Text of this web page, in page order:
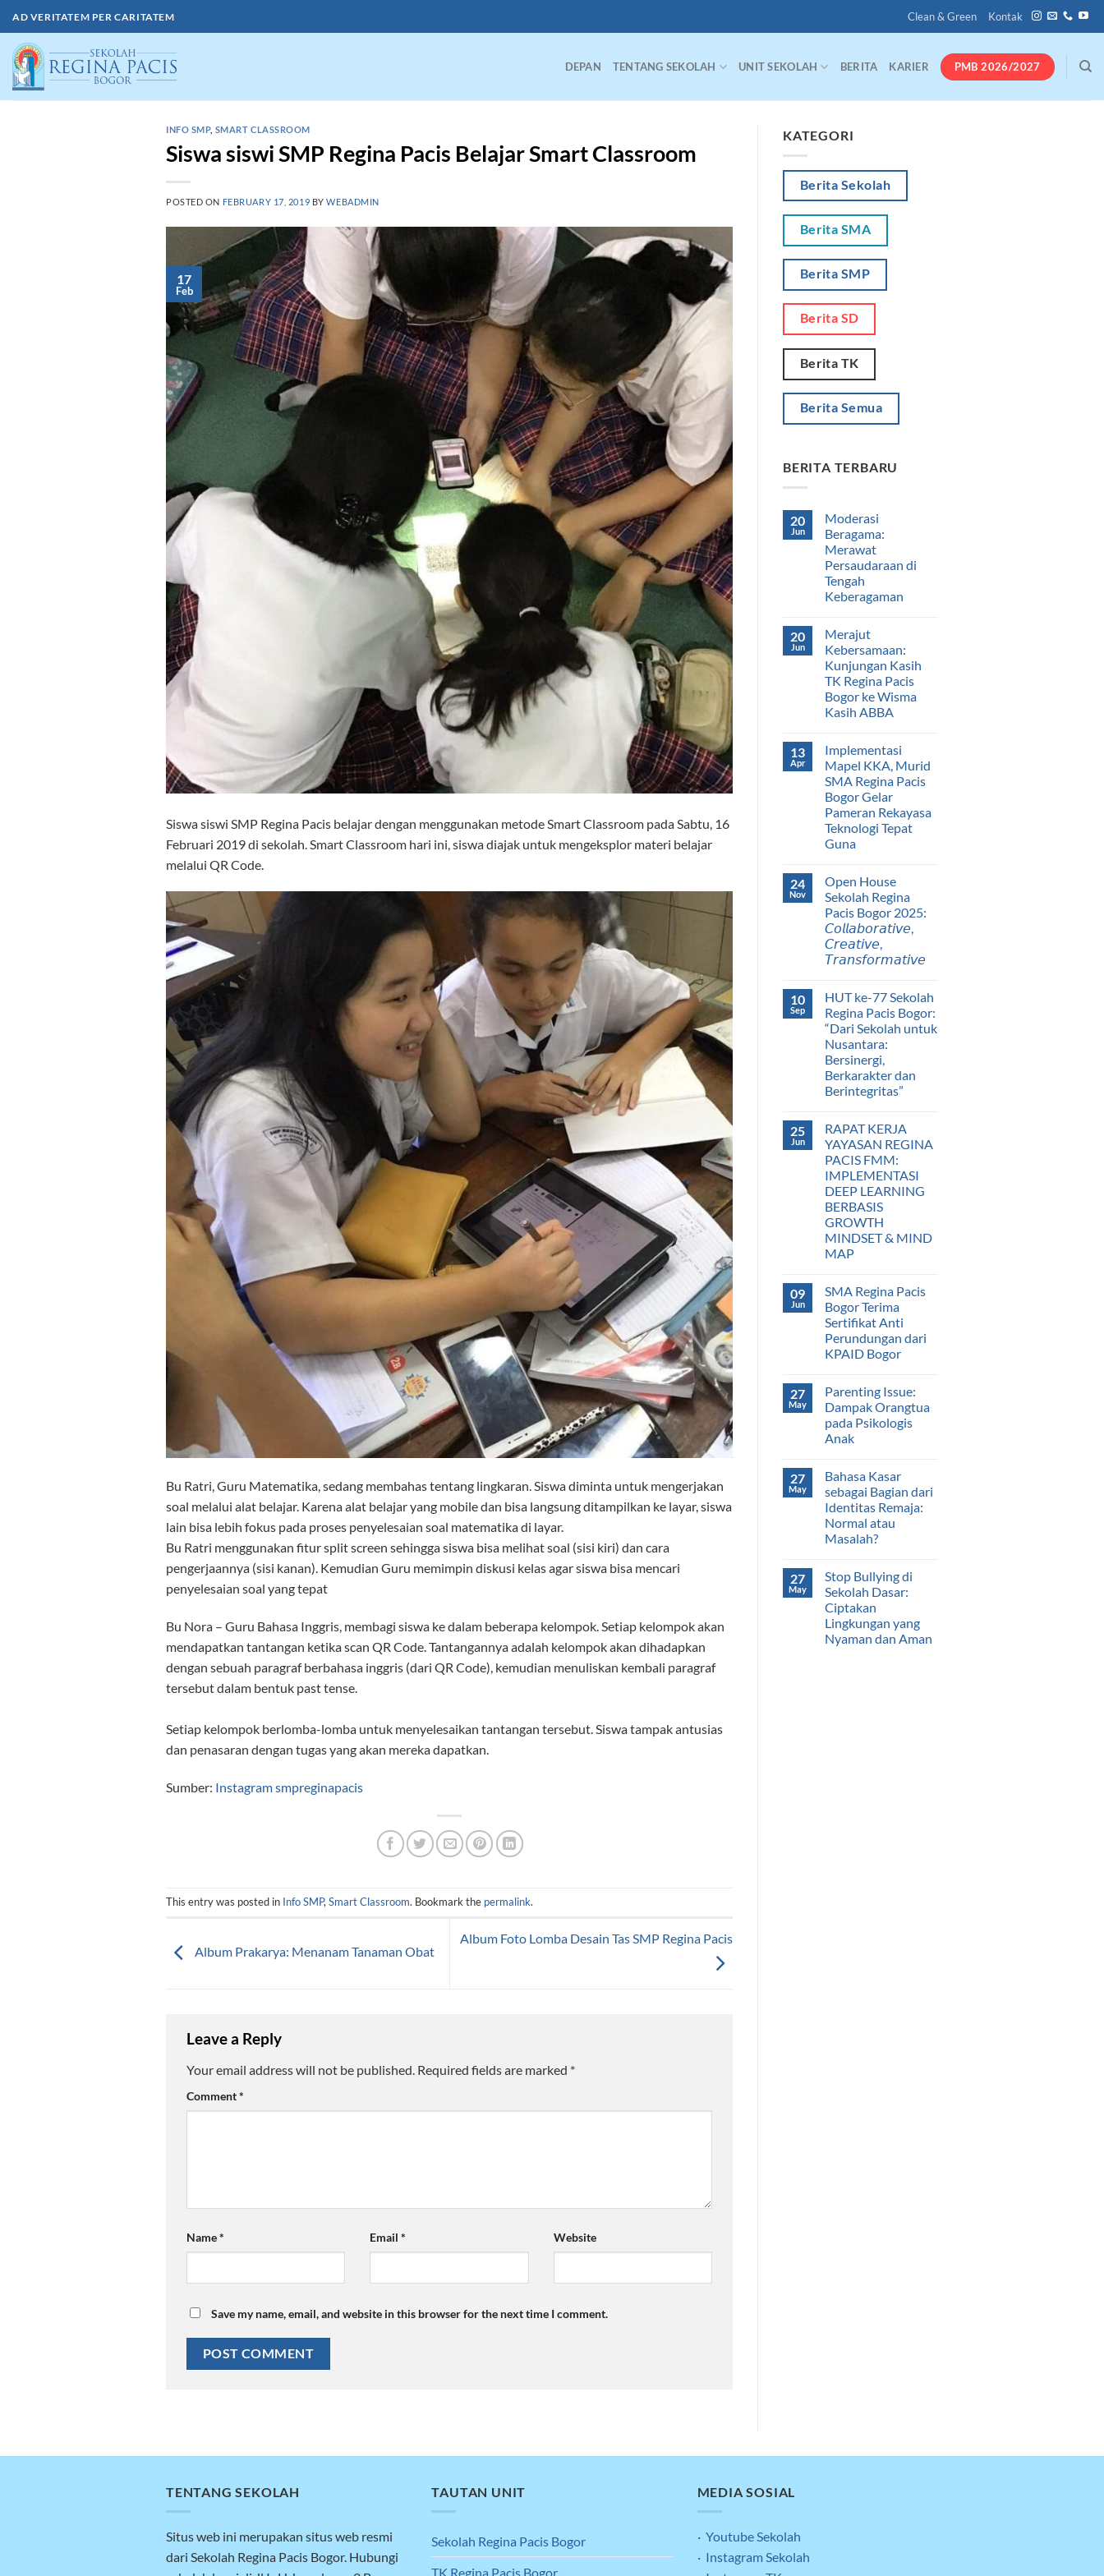
Skip
to
content
AD VERITATEM PER CARITATEM Clean & Green Kontak
DEPAN TENTANG SEKOLAH UNIT SEKOLAH BERITA KARIER PMB 2026/2027
INFO SMP, SMART CLASSROOM
Siswa siswi SMP Regina Pacis Belajar Smart Classroom
POSTED ON FEBRUARY 17, 2019 BYWEBADMIN
17
Feb
Siswa siswi SMP Regina Pacis belajar dengan menggunakan metode Smart Classroom pada Sabtu, 16
Februari 2019 di sekolah. Smart Classroom hari ini, siswa diajak untuk mengeksplor materi belajar
melalui QR Code.
Bu Ratri, Guru Matematika, sedang membahas tentang lingkaran. Siswa diminta untuk mengerjakan
soal melalui alat belajar. Karena alat belajar yang mobile dan bisa langsung ditampilkan ke layar, siswa
lain bisa lebih fokus pada proses penyelesaian soal matematika di layar.
Bu Ratri menggunakan fitur split screen sehingga siswa bisa melihat soal (sisi kiri) dan cara
pengerjaannya (sisi kanan). Kemudian Guru memimpin diskusi kelas agar siswa bisa mencari
penyelesaian soal yang tepat
Bu Nora – Guru Bahasa Inggris, membagi siswa ke dalam beberapa kelompok. Setiap kelompok akan
mendapatkan tantangan ketika scan QR Code. Tantangannya adalah kelompok akan dihadapkan
dengan sebuah paragraf berbahasa inggris (dari QR Code), kemudian menuliskan kembali paragraf
tersebut dalam bentuk past tense.
Setiap kelompok berlomba-lomba untuk menyelesaikan tantangan tersebut. Siswa tampak antusias
dan penasaran dengan tugas yang akan mereka dapatkan.
Sumber: Instagram smpreginapacis
This entry was posted in Info SMP, Smart Classroom. Bookmark the permalink.
Album Prakarya: Menanam Tanaman Obat
Album Foto Lomba Desain Tas SMP Regina Pacis
Leave a Reply
Your email address will not be published. Required fields are marked *
Comment*
Name* Email* Website
Save my name, email, and website in this browser for the next time I comment.
KATEGORI
Berita Sekolah
Berita SMA
Berita SMP
Berita SD
Berita TK
Berita Semua
BERITA TERBARU
20
Jun
Moderasi
Beragama:
Merawat
Persaudaraan di
Tengah
Keberagaman
20
Jun
Merajut
Kebersamaan:
Kunjungan Kasih
TK Regina Pacis
Bogor ke Wisma
Kasih ABBA
13
Apr
Implementasi
Mapel KKA, Murid
SMA Regina Pacis
Bogor Gelar
Pameran Rekayasa
Teknologi Tepat
Guna
24
Nov
Open House
Sekolah Regina
Pacis Bogor 2025:
𝘊𝘰𝘭𝘭𝘢𝘣𝘰𝘳𝘢𝘵𝘪𝘷𝘦,
𝘊𝘳𝘦𝘢𝘵𝘪𝘷𝘦,
𝘛𝘳𝘢𝘯𝘴𝘧𝘰𝘳𝘮𝘢𝘵𝘪𝘷𝘦
10
Sep
HUT ke-77 Sekolah
Regina Pacis Bogor:
“Dari Sekolah untuk
Nusantara:
Bersinergi,
Berkarakter dan
Berintegritas”
25
Jun
RAPAT KERJA
YAYASAN REGINA
PACIS FMM:
IMPLEMENTASI
DEEP LEARNING
BERBASIS
GROWTH
MINDSET & MIND
MAP
09
Jun
SMA Regina Pacis
Bogor Terima
Sertifikat Anti
Perundungan dari
KPAID Bogor
27
May
Parenting Issue:
Dampak Orangtua
pada Psikologis
Anak
27
May
Bahasa Kasar
sebagai Bagian dari
Identitas Remaja:
Normal atau
Masalah?
27
May
Stop Bullying di
Sekolah Dasar:
Ciptakan
Lingkungan yang
Nyaman dan Aman
TENTANG SEKOLAH
Situs web ini merupakan situs web resmi
dari Sekolah Regina Pacis Bogor. Hubungi
TAUTAN UNIT
Sekolah Regina Pacis Bogor
TK Regina Pacis Bogor
MEDIA SOSIAL
· Youtube Sekolah
· Instagram Sekolah